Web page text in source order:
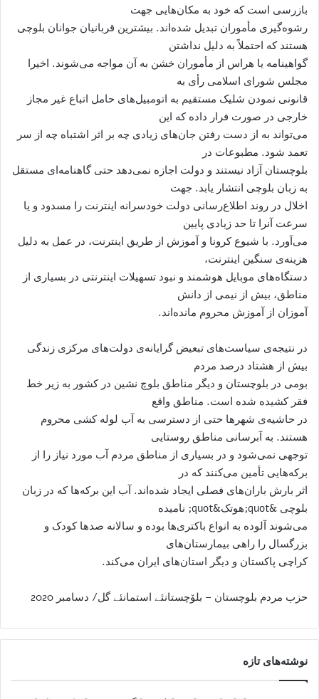
بازرسی است که خود به مکان‌هایی جهت
رشوه‌گیری مأموران تبدیل شده‌اند. بیشترین قربانیان جوانان بلوچی
هستند که احتملاً به دلیل نداشتن
گواهینامه یا هراس از مأموران خشن به آن مواجه می‌شوند. اخیرا
مجلس شورای اسلامی رأی به
قانونی نمودن شلیک مستقیم به اتومبیل‌های حامل اتباع غیر مجاز
خارجی در صورت فرار داده که این
می‌تواند به از دست رفتن جان‌های زیادی چه بر اثر اشتباه چه از سر
تعمد شود. مطبوعات در
بلوچستان آزاد نیستند و دولت اجازه نمی‌دهد حتی گاهنامه‌ای مستقل
به زبان بلوچی انتشار یابد. جهت
اخلال در روند اطلاع‌رسانی دولت خودسرانه اینترنت را مسدود و یا
سرعت آنرا تا حد زیادی پایین
می‌آورد. با شیوع کرونا و آموزش از طریق اینترنت، در عمل به دلیل
هزینه‌ی سنگین اینترنت،
دستگاه‌های موبایل هوشمند و نبود تسهیلات اینترنتی در بسیاری از
مناطق، بیش از نیمی از دانش
آموزان از آموزش محروم مانده‌اند.
در نتیجه‌ی سیاست‌های تبعیض گرایانه‌ی دولت‌های مرکزی زندگی
بیش از هشتاد درصد مردم
بومی در بلوچستان و دیگر مناطق بلوچ نشین در کشور به زیر خط
فقر کشیده شده است. مناطق واقع
در حاشیه‌ی شهرها حتی از دسترسی به آب لوله کشی محروم
هستند. به آبرسانی مناطق روستایی
توجهی نمی‌شود و در بسیاری از مناطق مردم آب مورد نیاز را از
برکه‌هایی تأمین می‌کنند که در
اثر بارش باران‌های فصلی ایجاد شده‌اند. آب این برکه‌ها که در زبان
بلوچی &quot;هوتک&quot; نامیده
می‌شوند آلوده به انواع باکتری‌ها بوده و سالانه صدها کودک و
بزرگسال را راهی بیمارستان‌های
کراچی پاکستان و دیگر استان‌های ایران می‌کند.
حزب مردم بلوچستان – بلۆچستانئے استمانئے گل/ دسامبر 2020
نوشته‌های تازه